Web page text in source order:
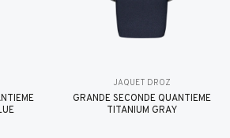
JAQUET DROZ
GRANDE SECONDE QUANTIÈME
TITANIUM GRAY